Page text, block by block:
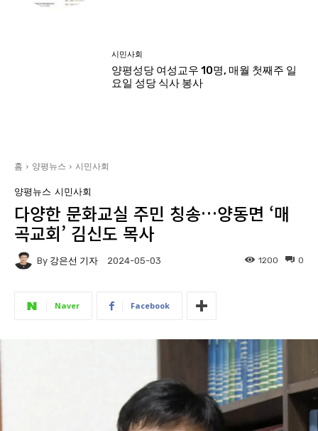
시민사회
양평성당 여성교우 10명, 매월 첫째주 일
요일 성당 식사 봉사